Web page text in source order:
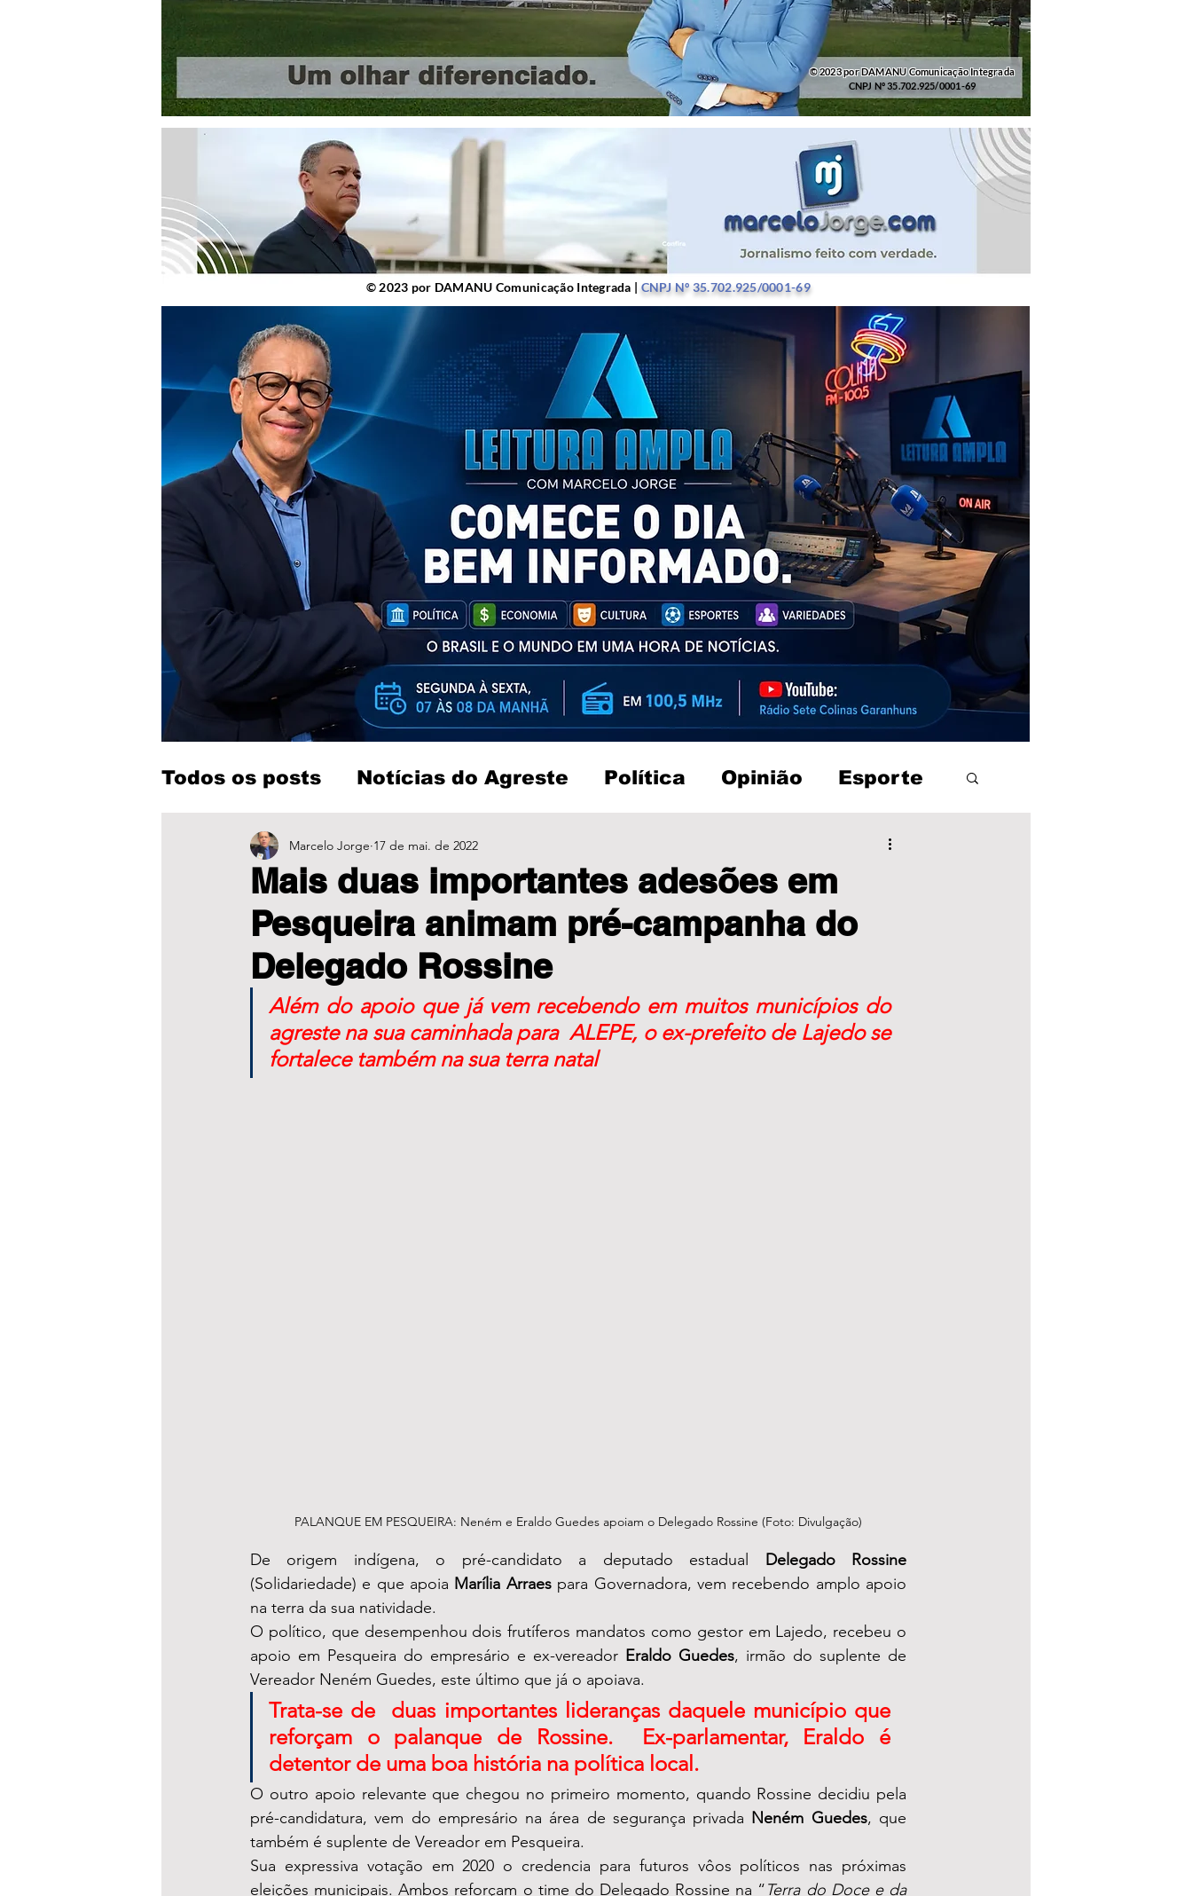
© 2023 por DAMANU Comunicação Integrada
CNPJ Nº 35.702.925/0001-69
© 2023 por DAMANU Comunicação Integrada | CNPJ Nº 35.702.925/0001-69
© 2023 por DAMANU Comunicação Integrada | CNPJ Nº 35.702.925/0001-69
Todos os posts Notícias do Agreste Política Opinião Esporte
Entretenimento
Mais duas importantes adesões em
Pesqueira animam pré-campanha do
Delegado Rossine
Marcelo Jorge 17 de mai. de 2022
Além do apoio que já vem recebendo em muitos municípios do
agreste na sua caminhada para  ALEPE, o ex-prefeito de Lajedo se
fortalece também na sua terra natal
PALANQUE EM PESQUEIRA: Neném e Eraldo Guedes apoiam o Delegado Rossine (Foto: Divulgação)
De origem indígena, o pré-candidato a deputado estadual Delegado Rossine
(Solidariedade) e que apoia Marília Arraes para Governadora, vem recebendo amplo apoio
na terra da sua natividade.
O político, que desempenhou dois frutíferos mandatos como gestor em Lajedo, recebeu o
apoio em Pesqueira do empresário e ex-vereador Eraldo Guedes, irmão do suplente de
Vereador Neném Guedes, este último que já o apoiava.
Trata-se de  duas importantes lideranças daquele município que
reforçam o palanque de Rossine.  Ex-parlamentar, Eraldo é
detentor de uma boa história na política local.
O outro apoio relevante que chegou no primeiro momento, quando Rossine decidiu pela
pré-candidatura, vem do empresário na área de segurança privada Neném Guedes, que
também é suplente de Vereador em Pesqueira.
Sua expressiva votação em 2020 o credencia para futuros vôos políticos nas próximas
eleições municipais. Ambos reforçam o time do Delegado Rossine na “Terra do Doce e da